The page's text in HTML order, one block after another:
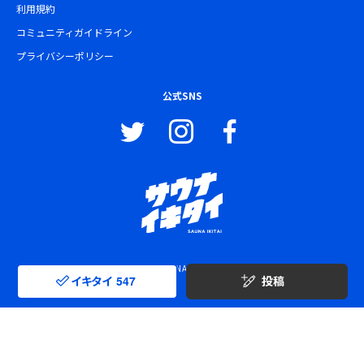
イキタイ 547 投稿
利用規約
コミュニティガイドライン
プライバシーポリシー
公式SNS
© SAUNA IKITAI